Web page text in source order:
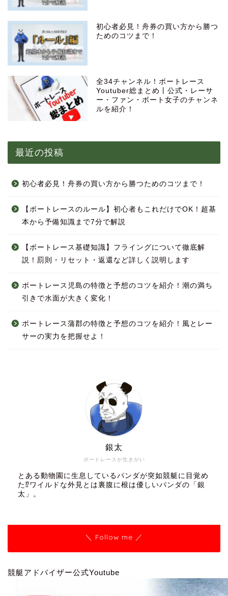
初心者必見！舟券の買い方から勝つ
ためのコツまで！
全34チャンネル！ボートレース
Youtuber総まとめ丨公式・レーサ
ー・ファン・ボート女子のチャンネ
ルを紹介！
最近の投稿
初心者必見！舟券の買い方から勝つためのコツまで！
【ボートレースのルール】初心者もこれだけでOK！超基
本から予備知識まで7分で解説
【ボートレース基礎知識】フライングについて徹底解
説！罰則・リセット・返還など詳しく説明します
ボートレース児島の特徴と予想のコツを紹介！潮の満ち
引きで水面が大きく変化！
ボートレース蒲郡の特徴と予想のコツを紹介！風とレー
サーの実力を把握せよ！
ボートレースが生きがい
銀太
とある動物園に生息しているパンダが突如競艇に目覚め
た⁉ワイルドな外見とは裏腹に根は優しいパンダの「銀
太」。
＼ Follow me ／
競艇アドバイザー公式Youtube